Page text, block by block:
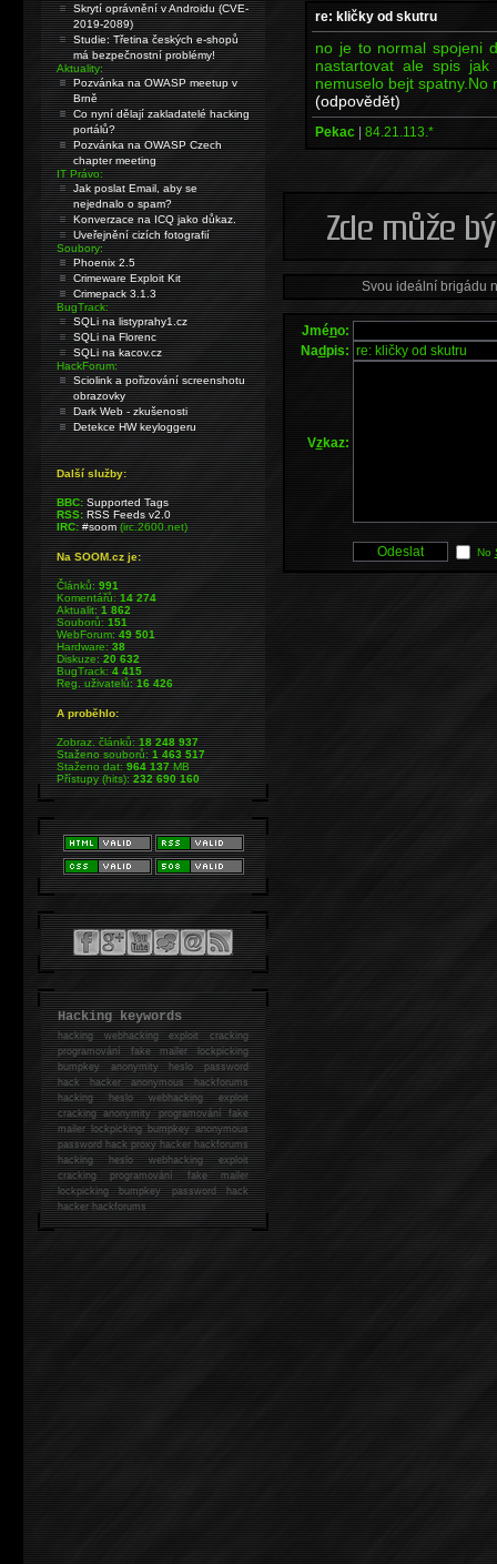
re: kličky od skutru
no je to normal spojeni
nastartovat ale spis
nemuselo bejt spatny.No
(odpovědět)
Pekac | 84.21.113.*
Svou ideální brigádu
Jméno:
Nadpis:
Vzkaz:
No
Skrytí oprávnění v Androidu (CVE-
2019-2089)
Studie: Třetina českých e-shopů
má bezpečnostní problémy!
Aktuality:
Pozvánka na OWASP meetup v
Brně
Co nyní dělají zakladatelé hacking
portálů?
Pozvánka na OWASP Czech
chapter meeting
IT Právo:
Jak poslat Email, aby se
nejednalo o spam?
Konverzace na ICQ jako důkaz.
Uveřejnění cizích fotografií
Soubory:
Phoenix 2.5
Crimeware Exploit Kit
Crimepack 3.1.3
BugTrack:
SQLi na listyprahy1.cz
SQLi na Florenc
SQLi na kacov.cz
HackForum:
Sciolink a pořizování screenshotu
obrazovky
Dark Web - zkušenosti
Detekce HW keyloggeru
Další služby:
BBC: Supported Tags
RSS: RSS Feeds v2.0
IRC: #soom(irc.2600.net)
Na SOOM.cz je:
Článků:991
Komentářů:14 274
Aktualit:1 862
Souborů:151
WebForum:49 501
Hardware:38
Diskuze:20 632
BugTrack:4 415
Reg. uživatelů:16 426
A proběhlo:
Zobraz. článků:18 248 937
Staženo souborů:1 463 517
Staženo dat:964 137MB
Přístupy (hits):232 690 160
Hacking keywords
hackingwebhacking exploit cracking
programování fake mailer lockpicking
bumpkey anonymity heslo password
hackhacker anonymous hackforums
hackingheslo webhacking exploit
cracking anonymity programování fake
mailer lockpicking bumpkey anonymous
password hack proxy hacker hackforums
hacking heslo webhacking exploit
cracking programování fake mailer
lockpicking bumpkey password hack
hackerhackforums